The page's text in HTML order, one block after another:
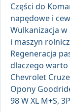
Części do
napędowe i
Wulkanizacja
i maszyn
Regeneracja
dlaczego warto
Chevrolet
Opony
98 W XL M+S,